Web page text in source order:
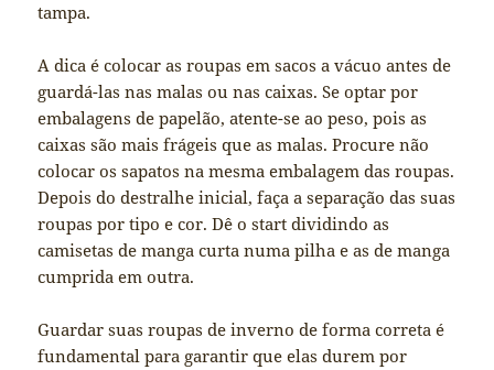
tampa.
A dica é colocar as roupas em sacos a vácuo antes de
guardá-las nas malas ou nas caixas. Se optar por
embalagens de papelão, atente-se ao peso, pois as
caixas são mais frágeis que as malas. Procure não
colocar os sapatos na mesma embalagem das roupas.
Depois do destralhe inicial, faça a separação das suas
roupas por tipo e cor. Dê o start dividindo as
camisetas de manga curta numa pilha e as de manga
cumprida em outra.
Guardar suas roupas de inverno de forma correta é
fundamental para garantir que elas durem por